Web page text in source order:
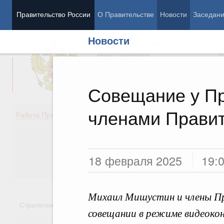
Правительство России О Правительстве Новости
Новости
Совещание у
членами
18 февраля 2025
Михаил Мишустин и члены
совещании в режиме
Председатель Правительства
Вице-премьеры
Работа Правительства
Демография
Здоровье
Общество
Государство
Стратегии Государственные программы